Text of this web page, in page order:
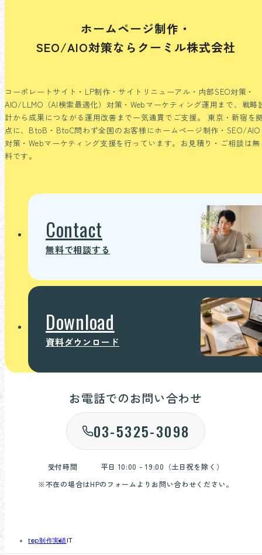
ホームページ制作・
SEO/AIO対策ならクーミル株式会社
コーポレートサイト・LP制作・サイトリニューアル・内部SEO対策・
AIO/LLMO（AI検索最適化）対策・Webマーケティング運用まで、戦略
計から成果につながる運用改善まで一気通貫でご支援。
東京・新宿を
点に、BtoB・BtoC問わず全国のお客様にホームページ制作・SEO/AIO
対策・Webマーケティング支援を行っています。お見積り・ご相談は無
料です。
Contact
無料で相談する
Download
資料ダウンロード
お電話でのお問い合わせ
03-5325-3098
受付時間
平日 10:00 - 19:00（土日祝を除く）
※不在の場合はHPのフォームよりお問い合わせください。
top制作実績IT